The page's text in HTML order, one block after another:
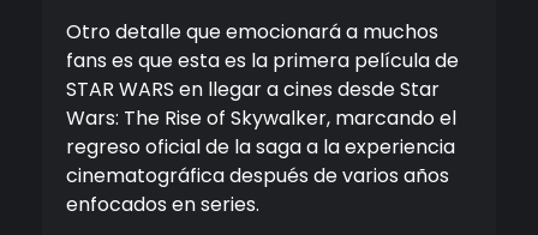
Otro detalle que emocionará a muchos
fans es que esta es la primera película de
STAR WARS en llegar a cines desdeStar
Wars: The Rise of Skywalker, marcando el
regreso oficial de la saga a la experiencia
cinematográfica después de varios años
enfocados en series.